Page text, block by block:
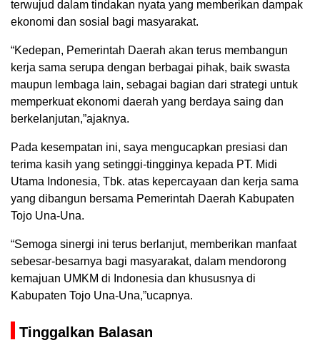
terwujud dalam tindakan nyata yang memberikan dampak
ekonomi dan sosial bagi masyarakat.
“Kedepan, Pemerintah Daerah akan terus membangun
kerja sama serupa dengan berbagai pihak, baik swasta
maupun lembaga lain, sebagai bagian dari strategi untuk
memperkuat ekonomi daerah yang berdaya saing dan
berkelanjutan,”ajaknya.
Pada kesempatan ini, saya mengucapkan presiasi dan
terima kasih yang setinggi-tingginya kepada PT. Midi
Utama Indonesia, Tbk. atas kepercayaan dan kerja sama
yang dibangun bersama Pemerintah Daerah Kabupaten
Tojo Una-Una.
“Semoga sinergi ini terus berlanjut, memberikan manfaat
sebesar-besarnya bagi masyarakat, dalam mendorong
kemajuan UMKM di Indonesia dan khususnya di
Kabupaten Tojo Una-Una,”ucapnya.
Tinggalkan Balasan